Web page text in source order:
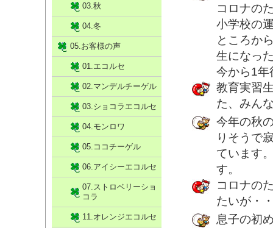
コロナの
小学校の
ところか
生になっ
今から1年
教育実習
た、みん
今年の秋
りそうで
ています
す。
コロナの
たいが・
息子の初
03.秋
04.冬
05.お客様の声
01.エコルセ
02.マンデルチーゲル
03.ショコラエコルセ
04.モンロワ
05.ココチーゲル
06.アイシーエコルセ
07.ストロベリーショ
コラ
11.オレンジエコルセ